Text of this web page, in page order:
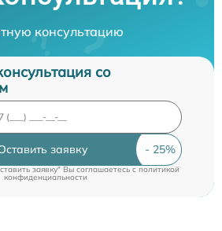
консультацию
со
заявку
заявку" Вы соглашаетесь cполитикой
конфиденциальности